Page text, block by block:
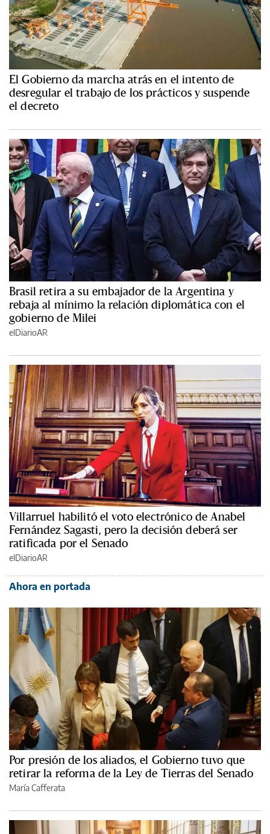
El Gobierno da marcha atrás en el intento de
desregular el trabajo de los prácticos y suspende
el decreto
Brasil retira a su embajador de la Argentina y
rebaja al mínimo la relación diplomática con el
gobierno de Milei
elDiarioAR
Villarruel habilitó el voto electrónico de Anabel
Fernández Sagasti, pero la decisión deberá ser
ratificada por el Senado
elDiarioAR
Ahora en portada
Por presión de los aliados, el Gobierno tuvo que
retirar la reforma de la Ley de Tierras del Senado
María Cafferata